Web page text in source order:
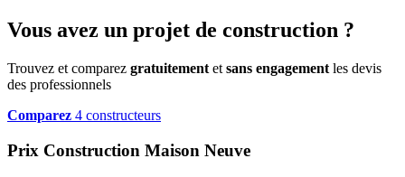
Vous avez un projet de construction ?
Trouvez et comparez gratuitement et sans engagement les devis
des professionnels
Comparez 4 constructeurs
Prix Construction Maison Neuve